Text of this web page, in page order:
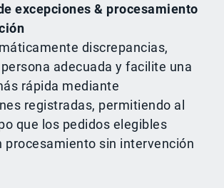
excepciones & procesamiento
discrepancias,
adecuada y facilite una
rápida mediante
registradas, permitiendo al
que los pedidos elegibles
procesamiento sin intervención